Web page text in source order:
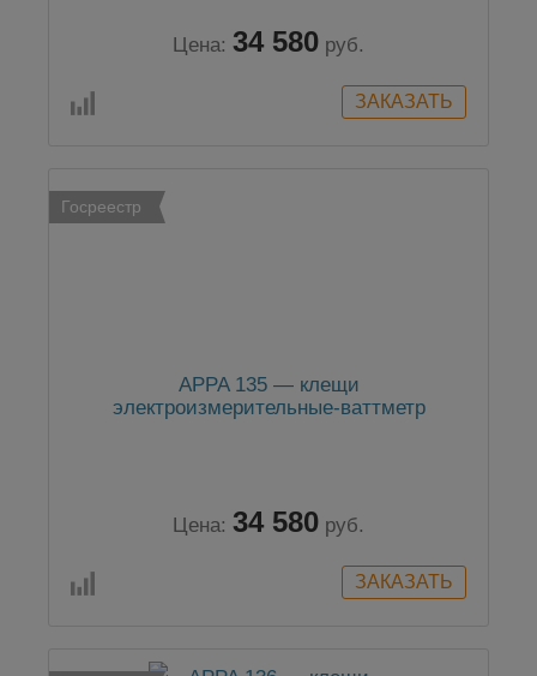
Цена: 34 580 руб.
Госреестр
APPA 135 — клещи
электроизмерительные-ваттметр
Цена: 34 580 руб.